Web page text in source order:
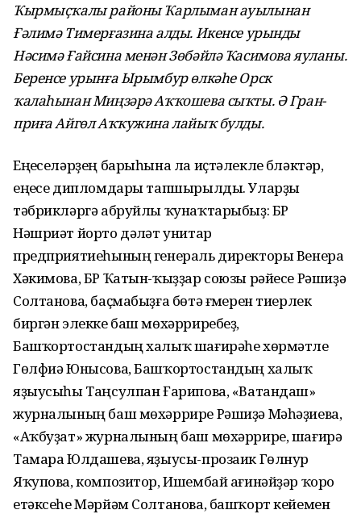
Ҡырмыҫҡалы районы Ҡарлыман ауылынан
Ғәлимә Тимерғазина алды. Икенсе урынды
Нәсимә Ғайсина менән Зөбәйлә Ҡасимова яуланы.
Беренсе урынға Ырымбур өлкәһе Орск
ҡалаһынан Миңзәрә Аҡҡошева сыҡты. Ә Гран-
приға Айгөл Аҡҡужина лайыҡ булды.
Еңеүселәрҙең барыһына ла иҫтәлекле бүләктәр,
еңеүсе дипломдары тапшырылды. Уларҙы
тәбрикләргә абруйлы ҡунаҡтарыбыҙ: БР
Нәшриәт йорто дәүләт унитар
предприятиеһының генераль директоры Венера
Хәкимова, БР Ҡатын-ҡыҙҙар союзы рәйесе Рәшиҙә
Солтанова, баҫмабыҙға бөтә ғүмерен тиерлек
биргән элекке баш мөхәрриребеҙ,
Башҡортостандың халыҡ шағирәһе хөрмәтле
Гөлфиә Юнысова, Башҡортостандың халыҡ
яҙыусыһы Таңсулпан Ғарипова, «Ватандаш»
журналының баш мөхәррире Рәшиҙә Мәһәҙиева,
«Аҡбуҙат» журналының баш мөхәррире, шағирә
Тамара Юлдашева, яҙыусы-прозаик Гөлнур
Яҡупова, композитор, Ишембай ағинәйҙәр ҡоро
етәксеһе Мәрйәм Солтанова, башҡорт кейемен